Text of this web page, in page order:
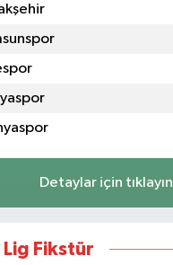
Detaylar için tıklayın
Fikstür